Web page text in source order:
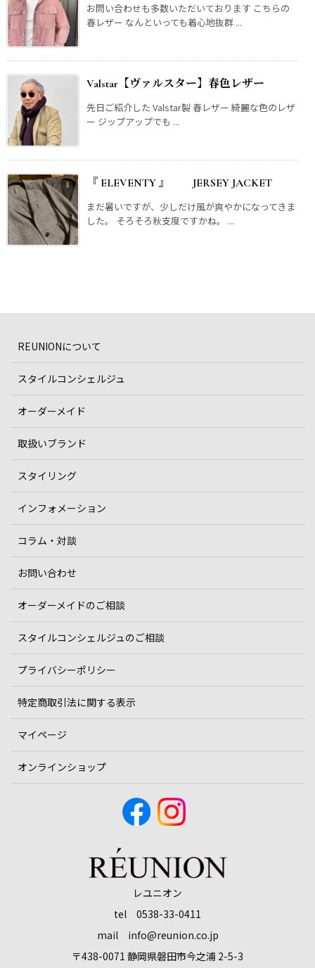
お問い合わせも多数いただいております こちらの
春レザー なんといっても着心地抜群 ...
Valstar【ヴァルスター】春色レザー
先日ご紹介した Valstar製 春レザー 綺麗な色のレザ
ー ジップアップでも ...
『 ELEVENTY 』 JERSEY JACKET
まだ暑いですが、少しだけ風が爽やかになってきま
した。 そろそろ秋支度ですかね。 ...
REUNIONについて
スタイルコンシェルジュ
オーダーメイド
取扱いブランド
スタイリング
インフォメーション
コラム・対談
お問い合わせ
オーダーメイドのご相談
スタイルコンシェルジュのご相談
プライバシーポリシー
特定商取引法に関する表示
マイページ
オンラインショップ
レユニオン
tel 0538-33-0411
mail info@reunion.co.jp
〒438-0071 静岡県磐田市今之浦 2-5-3